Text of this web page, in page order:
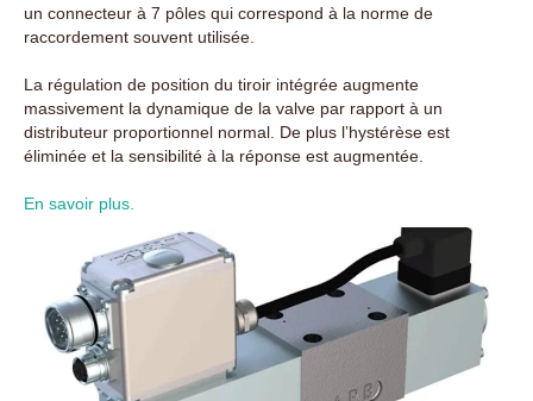
un connecteur à 7 pôles qui correspond à la norme de
raccordement souvent utilisée.
La régulation de position du tiroir intégrée augmente
massivement la dynamique de la valve par rapport à un
distributeur proportionnel normal. De plus l’hystérèse est
éliminée et la sensibilité à la réponse est augmentée.
En savoir plus.